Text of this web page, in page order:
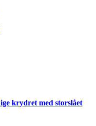
krydret med storslået